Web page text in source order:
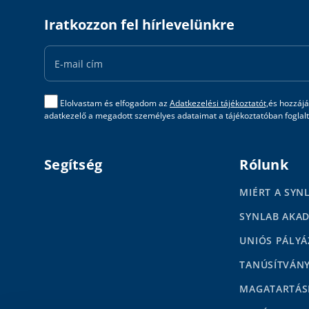
Iratkozzon fel hírlevelünkre
Email
Address
Elolvastam és elfogadom azAdatkezelési tájékoztatót,és
adatkezelő a megadott személyes adataimat a tájékoztatóban
Segítség Rólunk
MIÉRT A
SYNLAB
UNIÓS